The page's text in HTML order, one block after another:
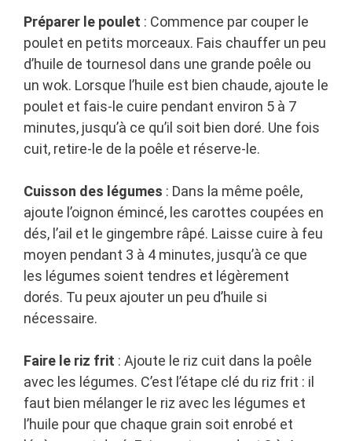
Préparer le poulet : Commence par couper le
poulet en petits morceaux. Fais chauffer un peu
d’huile de tournesol dans une grande poêle ou
un wok. Lorsque l’huile est bien chaude, ajoute le
poulet et fais-le cuire pendant environ 5 à 7
minutes, jusqu’à ce qu’il soit bien doré. Une fois
cuit, retire-le de la poêle et réserve-le.
Cuisson des légumes : Dans la même poêle,
ajoute l’oignon émincé, les carottes coupées en
dés, l’ail et le gingembre râpé. Laisse cuire à feu
moyen pendant 3 à 4 minutes, jusqu’à ce que
les légumes soient tendres et légèrement
dorés. Tu peux ajouter un peu d’huile si
nécessaire.
Faire le riz frit : Ajoute le riz cuit dans la poêle
avec les légumes. C’est l’étape clé du riz frit : il
faut bien mélanger le riz avec les légumes et
l’huile pour que chaque grain soit enrobé et